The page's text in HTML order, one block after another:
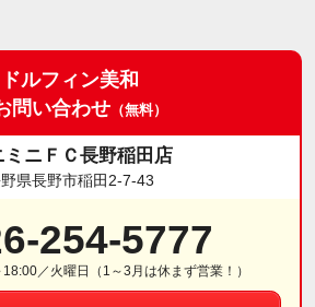
ドルフィン美和
問い合わせ （無料）
ミニＦＣ長野稲田店
県長野市稲田2-7-43
254-5777
／火曜日（1～3月は休まず営業！）